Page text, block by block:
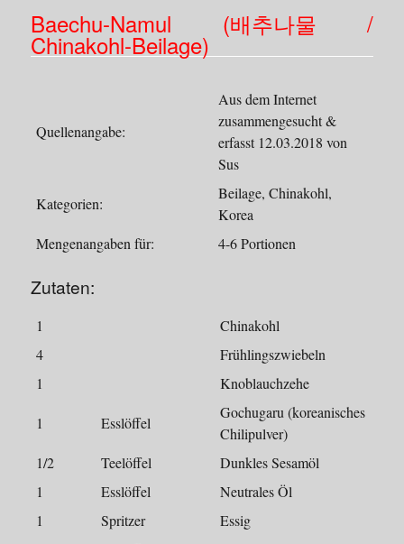
Baechu-Namul (배추나물 /
Chinakohl-Beilage)
Quellenangabe:
Aus dem Internet
zusammengesucht &
erfasst 12.03.2018 von
Sus
Kategorien:
Beilage, Chinakohl,
Korea
Mengenangaben für:
4-6 Portionen
Zutaten:
1
Chinakohl
4
Frühlingszwiebeln
1
Knoblauchzehe
1 Esslöffel
Gochugaru (koreanisches
Chilipulver)
1/2
Teelöffel
Dunkles Sesamöl
1
Esslöffel
Neutrales Öl
1
Spritzer
Essig